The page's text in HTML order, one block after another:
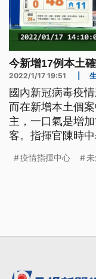
今新增17例本土
2022/1/17 19:51
國內新冠病毒疫
而在新增本土個
主，一口氣是增
客。指揮官陳時
還有未爆彈，另
七大症狀包括發
疫情指揮中心